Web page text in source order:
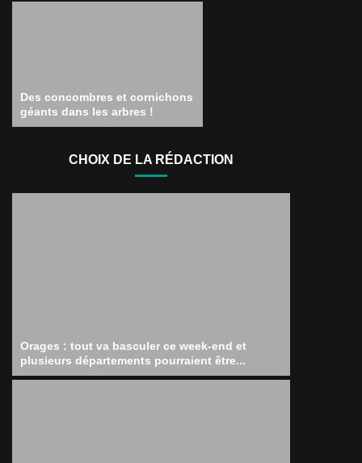
Des concombres et cornichons
géants dans les arbres !
CHOIX DE LA RÉDACTION
Orages : tout va basculer ce week-end et
plusieurs départements pourraient être...